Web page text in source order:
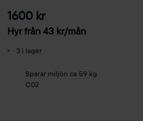
1600 kr
Hyr från 43 kr/mån
3 i lager
Sparar miljön ca 59 kg
C02